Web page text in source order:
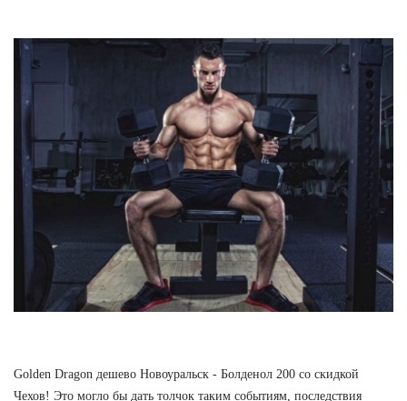
Golden Dragon дешево Новоуральск - Болденол 200 со скидкой
Чехов! Это могло бы дать толчок таким событиям, последствия